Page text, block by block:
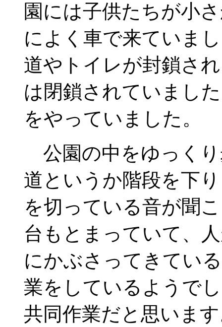
園には子供たちが小
によく車で来ていま
道やトイレが封鎖さ
は閉鎖されていまし
をやっていました。
公園の中をゆっく
道というか階段を下
を切っている音が聞
台もとまっていて、
にかぶさってきてい
業をしているようで
共同作業だと思いま